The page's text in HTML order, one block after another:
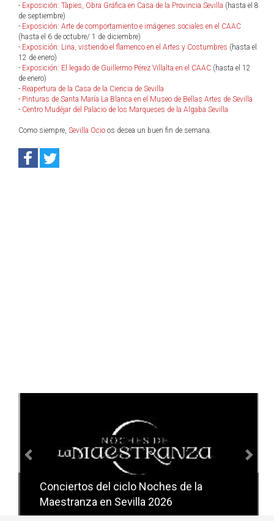
- Exposición: Tàpies, Obra Gráfica en Casa de la Provincia Sevilla (hasta el 8
de septiembre)
- Exposición: Arte de comportamiento e imágenes sociales en el CAAC
(hasta el 6 de octubre/ 1 de diciembre)
- Exposición: Lina, vistiendo el flamenco en el Artes y Costumbres (hasta el
12 de enero)
- Exposición: El legado de Guillermo Pérez Villalta en el CAAC (hasta el 12
de enero)
- Reapertura de la Casa de la Ciencia de Sevilla
- Pinturas de Santa María La Blanca en el Museo de Bellas Artes de Sevilla
- Centro Mudéjar del Palacio de los Marqueses de la Algaba Sevilla
Como siempre, Sevilla Ocio os desea un buen fin de semana.
Conciertos del ciclo Candlelight en
Sevilla